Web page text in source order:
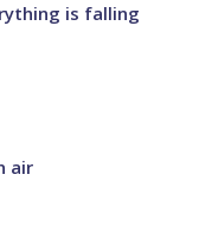
is falling
air